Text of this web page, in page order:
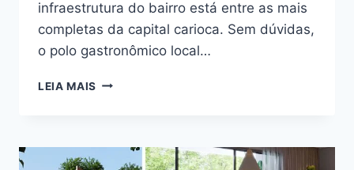
infraestrutura do bairro está entre as mais
completas da capital carioca. Sem dúvidas,
o polo gastronômico local…
LEIA MAIS QUAL
RESTAURANTE
DE